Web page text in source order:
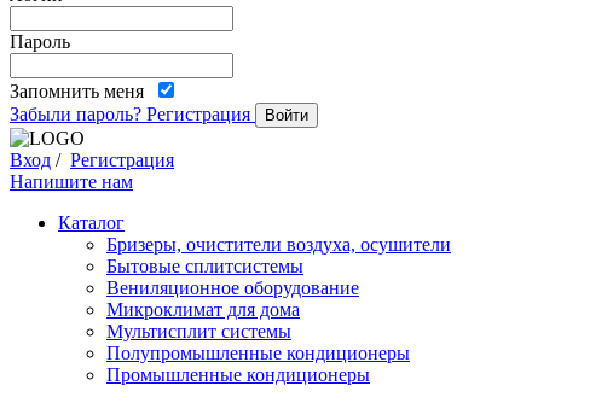
Пароль
Запомнить меня
Забыли пароль? Регистрация Войти
Вход / Регистрация
Напишите нам
Каталог
Бризеры, очистители воздуха, осушители
Бытовые сплитсистемы
Вениляционное оборудование
Микроклимат для дома
Мультисплит системы
Полупромышленные кондиционеры
Промышленные кондиционеры